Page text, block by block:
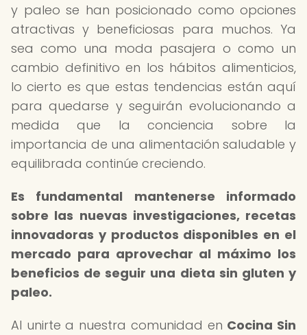
y paleo se han posicionado como opciones
atractivas y beneficiosas para muchos. Ya
sea como una moda pasajera o como un
cambio definitivo en los hábitos alimenticios,
lo cierto es que estas tendencias están aquí
para quedarse y seguirán evolucionando a
medida que la conciencia sobre la
importancia de una alimentación saludable y
equilibrada continúe creciendo.
Es fundamental mantenerse informado
sobre las nuevas investigaciones, recetas
innovadoras y productos disponibles en el
mercado para aprovechar al máximo los
beneficios de seguir una dieta sin gluten y
paleo.
Al unirte a nuestra comunidad en Cocina Sin